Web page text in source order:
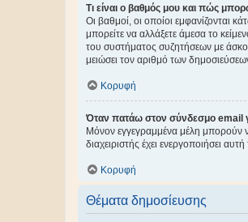
Τι είναι ο βαθμός μου και πώς
Οι βαθμοί, οι οποίοι εμφανίζονται
μπορείτε να αλλάξετε άμεσα το
του συστήματος συζητήσεων με
μειώσει τον αριθμό των
Κορυφή
Όταν πατάω στον σύνδεσμο email
Μόνον εγγεγραμμένα μέλη μπορούν
διαχειριστής έχει ενεργοποιήσει
Κορυφή
Θέματα δημοσίευσης